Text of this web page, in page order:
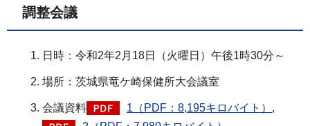
調整会議
日時：令和2年2月18日（火曜日）午後1時30分～
場所：茨城県竜ケ崎保健所大会議室
会議資料 1（PDF：8,195キロバイト） ,